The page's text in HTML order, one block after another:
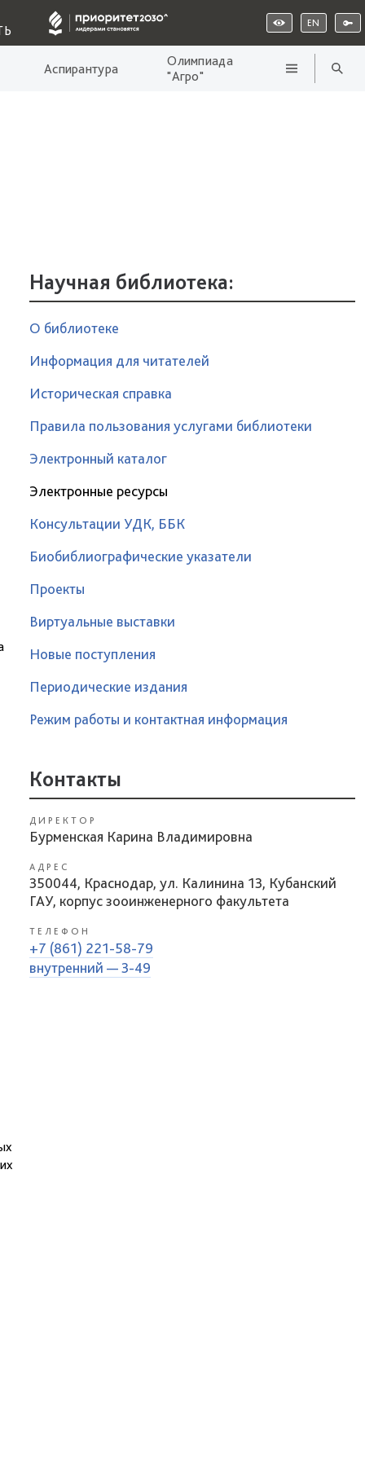
EN
Аспирантура
Олимпиада
"Агро"
Научная библиотека:
О библиотеке
Информация для читателей
Историческая справка
Правила пользования услугами библиотеки
Электронный каталог
Электронные ресурсы
Консультации УДК, ББК
Биобиблиографические указатели
Проекты
Виртуальные выставки
Новые поступления
Периодические издания
Режим работы и контактная информация
Контакты
ДИРЕКТОР
Бурменская Карина Владимировна
АДРЕС
350044, Краснодар, ул. Калинина 13, Кубанский
ГАУ, корпус зооинженерного факультета
ТЕЛЕФОН
+7 (861) 221-58-79
внутренний — 3-49